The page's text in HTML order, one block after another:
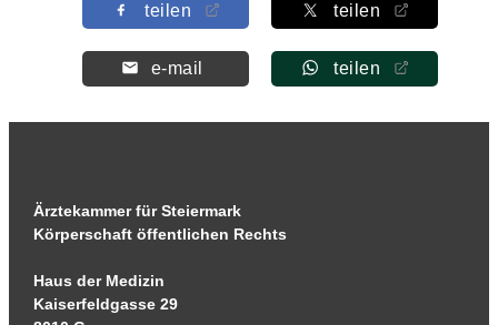
teilen teilen
e-mail teilen
Ärztekammer für Steiermark
Körperschaft öffentlichen Rechts
Haus der Medizin
Kaiserfeldgasse 29